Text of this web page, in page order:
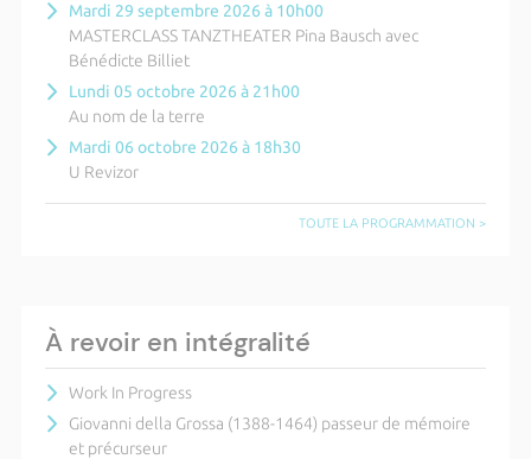
Mardi 29 septembre 2026 à 10h00
MASTERCLASS TANZTHEATER Pina Bausch avec
Bénédicte Billiet
Lundi 05 octobre 2026 à 21h00
Au nom de la terre
Mardi 06 octobre 2026 à 18h30
U Revizor
TOUTE LA PROGRAMMATION >
À revoir en intégralité
Work In Progress
Giovanni della Grossa (1388-1464) passeur de mémoire
et précurseur